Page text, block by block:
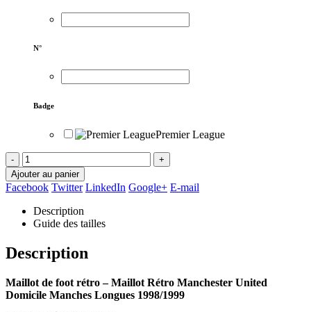
N°
Badge
Premier League
-
+
Ajouter au panier
Facebook Twitter LinkedIn Google+ E-mail
Description
Guide des tailles
Description
Maillot de foot rétro – Maillot Rétro Manchester United
Domicile Manches Longues 1998/1999